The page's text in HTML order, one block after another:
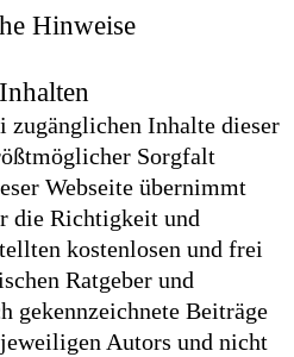
Hinweise
zugänglichen Inhalte dieser
Sorgfalt
Webseite übernimmt
die Richtigkeit und
kostenlosen und frei
Ratgeber und
gekennzeichnete Beiträge
Autors und nicht